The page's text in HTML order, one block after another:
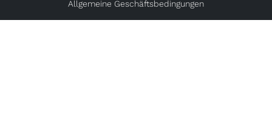
Allgemeine Geschäftsbedingungen